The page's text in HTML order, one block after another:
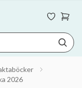
2026